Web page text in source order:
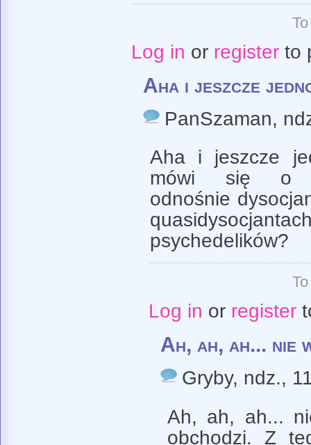
Log in or registerto
Aha i jeszcze
PanSzaman,
Aha i jeszcze
mówi się o
odnośnie
psychedelików?
Log in or register
Ah, ah, ah... nie
Gryby, ndz.,
Ah, ah, ah...
obchodzi. Z